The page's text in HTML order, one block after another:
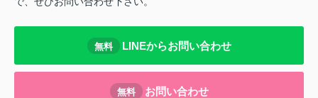
無料 LINEからお問い合わせ
無料 お問い合わせ